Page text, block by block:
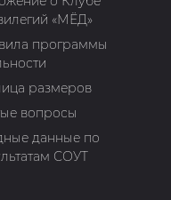
«МЁД»
программы
размеров
вопросы
данные по
СОУТ